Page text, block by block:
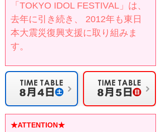
「TOKYO IDOL FESTIVAL」は、
去年に引き続き、 2012年も東日
本大震災復興支援に取り組みま
す。
★ATTENTION★